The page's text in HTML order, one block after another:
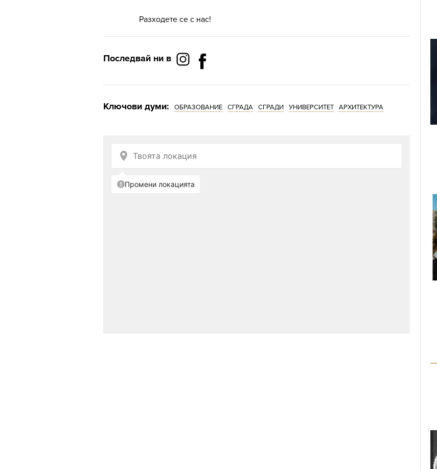
Разходете се с нас!
Последвай ни в
Ключови думи: ОБРАЗОВАНИЕ СГРАДА СГРАДИ УНИВЕРСИТЕТ АРХИТЕКТУРА